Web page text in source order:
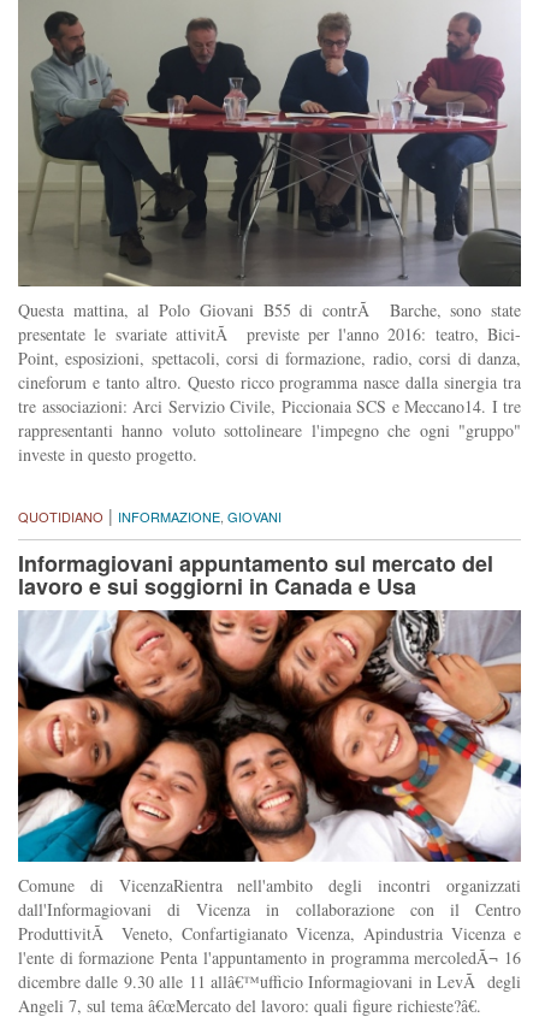
Questa mattina, al Polo Giovani B55 di contrÃ Barche, sono state
presentate le svariate attivitÃ previste per l'anno 2016: teatro, Bici-
Point, esposizioni, spettacoli, corsi di formazione, radio, corsi di danza,
cineforum e tanto altro. Questo ricco programma nasce dalla sinergia tra
tre associazioni: Arci Servizio Civile, Piccionaia SCS e Meccano14. I tre
rappresentanti hanno voluto sottolineare l'impegno che ogni "gruppo"
investe in questo progetto.
QUOTIDIANO | INFORMAZIONE, GIOVANI
Informagiovani appuntamento sul mercato del
lavoro e sui soggiorni in Canada e Usa
Comune di VicenzaRientra nell'ambito degli incontri organizzati
dall'Informagiovani di Vicenza in collaborazione con il Centro
ProduttivitÃ Veneto, Confartigianato Vicenza, Apindustria Vicenza e
l'ente di formazione Penta l'appuntamento in programma mercoledÃ¬ 16
dicembre dalle 9.30 alle 11 allâ€™ufficio Informagiovani in LevÃ degli
Angeli 7, sul tema â€œMercato del lavoro: quali figure richieste?â€.